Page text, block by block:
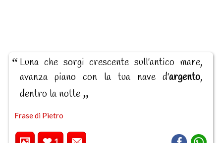
Luna che sorgi crescente sull'antico mare,
avanza piano con la tua nave d'argento,
dentro la notte
Frase di Pietro